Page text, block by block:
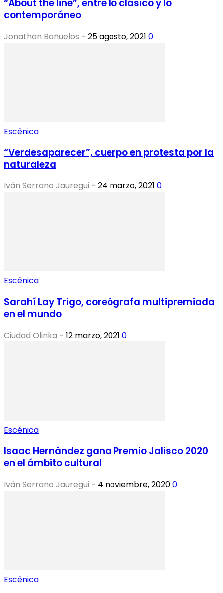
“About the line”, entre lo clásico y lo
contemporáneo
Jonathan Bañuelos - 25 agosto, 2021 0
Escénica
“Verdesaparecer”, cuerpo en protesta por la
naturaleza
Iván Serrano Jauregui - 24 marzo, 2021 0
Escénica
Sarahí Lay Trigo, coreógrafa multipremiada
en el mundo
Ciudad Olinka - 12 marzo, 2021 0
Escénica
Isaac Hernández gana Premio Jalisco 2020
en el ámbito cultural
Iván Serrano Jauregui - 4 noviembre, 20200
Escénica